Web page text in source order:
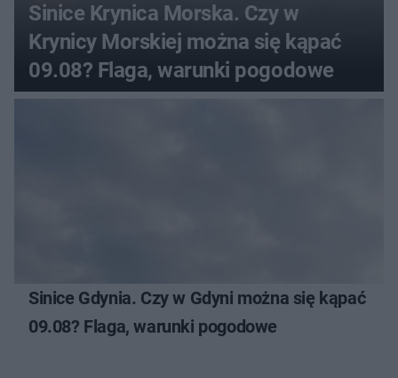
Sinice Krynica Morska. Czy w
Krynicy Morskiej można się kąpać
09.08? Flaga, warunki pogodowe
Sinice Gdynia. Czy w Gdyni można się kąpać
09.08? Flaga, warunki pogodowe